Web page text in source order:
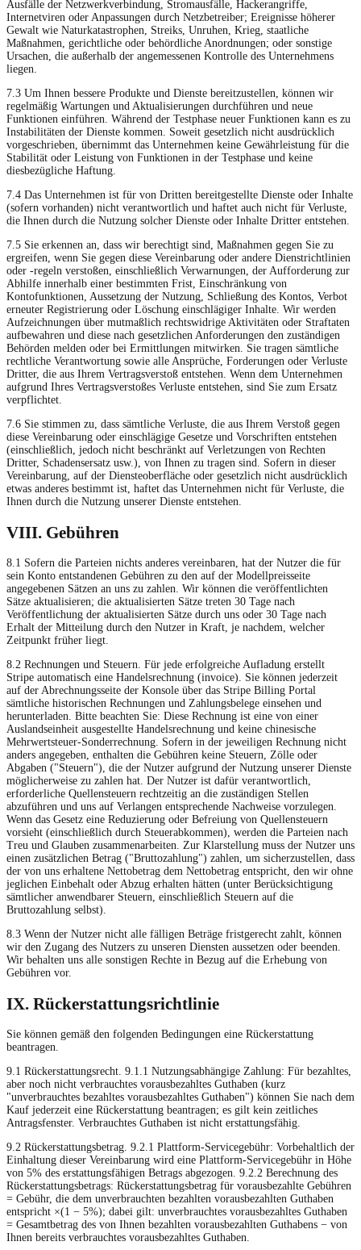
Ausfälle der Netzwerkverbindung, Stromausfälle, Hackerangriffe,
Internetviren oder Anpassungen durch Netzbetreiber; Ereignisse höherer
Gewalt wie Naturkatastrophen, Streiks, Unruhen, Krieg, staatliche
Maßnahmen, gerichtliche oder behördliche Anordnungen; oder sonstige
Ursachen, die außerhalb der angemessenen Kontrolle des Unternehmens
liegen.
7.3 Um Ihnen bessere Produkte und Dienste bereitzustellen, können wir
regelmäßig Wartungen und Aktualisierungen durchführen und neue
Funktionen einführen. Während der Testphase neuer Funktionen kann es zu
Instabilitäten der Dienste kommen. Soweit gesetzlich nicht ausdrücklich
vorgeschrieben, übernimmt das Unternehmen keine Gewährleistung für die
Stabilität oder Leistung von Funktionen in der Testphase und keine
diesbezügliche Haftung.
7.4 Das Unternehmen ist für von Dritten bereitgestellte Dienste oder Inhalte
(sofern vorhanden) nicht verantwortlich und haftet auch nicht für Verluste,
die Ihnen durch die Nutzung solcher Dienste oder Inhalte Dritter entstehen.
7.5 Sie erkennen an, dass wir berechtigt sind, Maßnahmen gegen Sie zu
ergreifen, wenn Sie gegen diese Vereinbarung oder andere Dienstrichtlinien
oder -regeln verstoßen, einschließlich Verwarnungen, der Aufforderung zur
Abhilfe innerhalb einer bestimmten Frist, Einschränkung von
Kontofunktionen, Aussetzung der Nutzung, Schließung des Kontos, Verbot
erneuter Registrierung oder Löschung einschlägiger Inhalte. Wir werden
Aufzeichnungen über mutmaßlich rechtswidrige Aktivitäten oder Straftaten
aufbewahren und diese nach gesetzlichen Anforderungen den zuständigen
Behörden melden oder bei Ermittlungen mitwirken. Sie tragen sämtliche
rechtliche Verantwortung sowie alle Ansprüche, Forderungen oder Verluste
Dritter, die aus Ihrem Vertragsverstoß entstehen. Wenn dem Unternehmen
aufgrund Ihres Vertragsverstoßes Verluste entstehen, sind Sie zum Ersatz
verpflichtet.
7.6 Sie stimmen zu, dass sämtliche Verluste, die aus Ihrem Verstoß gegen
diese Vereinbarung oder einschlägige Gesetze und Vorschriften entstehen
(einschließlich, jedoch nicht beschränkt auf Verletzungen von Rechten
Dritter, Schadensersatz usw.), von Ihnen zu tragen sind. Sofern in dieser
Vereinbarung, auf der Diensteoberfläche oder gesetzlich nicht ausdrücklich
etwas anderes bestimmt ist, haftet das Unternehmen nicht für Verluste, die
Ihnen durch die Nutzung unserer Dienste entstehen.
VIII. Gebühren
8.1 Sofern die Parteien nichts anderes vereinbaren, hat der Nutzer die für
sein Konto entstandenen Gebühren zu den auf der Modellpreisseite
angegebenen Sätzen an uns zu zahlen. Wir können die veröffentlichten
Sätze aktualisieren; die aktualisierten Sätze treten 30 Tage nach
Veröffentlichung der aktualisierten Sätze durch uns oder 30 Tage nach
Erhalt der Mitteilung durch den Nutzer in Kraft, je nachdem, welcher
Zeitpunkt früher liegt.
8.2 Rechnungen und Steuern. Für jede erfolgreiche Aufladung erstellt
Stripe automatisch eine Handelsrechnung (invoice). Sie können jederzeit
auf der Abrechnungsseite der Konsole über das Stripe Billing Portal
sämtliche historischen Rechnungen und Zahlungsbelege einsehen und
herunterladen. Bitte beachten Sie: Diese Rechnung ist eine von einer
Auslandseinheit ausgestellte Handelsrechnung und keine chinesische
Mehrwertsteuer-Sonderrechnung. Sofern in der jeweiligen Rechnung nicht
anders angegeben, enthalten die Gebühren keine Steuern, Zölle oder
Abgaben ("Steuern"), die der Nutzer aufgrund der Nutzung unserer Dienste
möglicherweise zu zahlen hat. Der Nutzer ist dafür verantwortlich,
erforderliche Quellensteuern rechtzeitig an die zuständigen Stellen
abzuführen und uns auf Verlangen entsprechende Nachweise vorzulegen.
Wenn das Gesetz eine Reduzierung oder Befreiung von Quellensteuern
vorsieht (einschließlich durch Steuerabkommen), werden die Parteien nach
Treu und Glauben zusammenarbeiten. Zur Klarstellung muss der Nutzer uns
einen zusätzlichen Betrag ("Bruttozahlung") zahlen, um sicherzustellen, dass
der von uns erhaltene Nettobetrag dem Nettobetrag entspricht, den wir ohne
jeglichen Einbehalt oder Abzug erhalten hätten (unter Berücksichtigung
sämtlicher anwendbarer Steuern, einschließlich Steuern auf die
Bruttozahlung selbst).
8.3 Wenn der Nutzer nicht alle fälligen Beträge fristgerecht zahlt, können
wir den Zugang des Nutzers zu unseren Diensten aussetzen oder beenden.
Wir behalten uns alle sonstigen Rechte in Bezug auf die Erhebung von
Gebühren vor.
IX. Rückerstattungsrichtlinie
Sie können gemäß den folgenden Bedingungen eine Rückerstattung
beantragen.
9.1 Rückerstattungsrecht. 9.1.1 Nutzungsabhängige Zahlung: Für bezahltes,
aber noch nicht verbrauchtes vorausbezahltes Guthaben (kurz
"unverbrauchtes bezahltes vorausbezahltes Guthaben") können Sie nach dem
Kauf jederzeit eine Rückerstattung beantragen; es gilt kein zeitliches
Antragsfenster. Verbrauchtes Guthaben ist nicht erstattungsfähig.
9.2 Rückerstattungsbetrag. 9.2.1 Plattform-Servicegebühr: Vorbehaltlich der
Einhaltung dieser Vereinbarung wird eine Plattform-Servicegebühr in Höhe
von 5% des erstattungsfähigen Betrags abgezogen. 9.2.2 Berechnung des
Rückerstattungsbetrags: Rückerstattungsbetrag für vorausbezahlte Gebühren
= Gebühr, die dem unverbrauchten bezahlten vorausbezahlten Guthaben
entspricht ×(1 − 5%); dabei gilt: unverbrauchtes vorausbezahltes Guthaben
= Gesamtbetrag des von Ihnen bezahlten vorausbezahlten Guthabens − von
Ihnen bereits verbrauchtes vorausbezahltes Guthaben.